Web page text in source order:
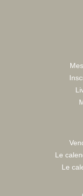
Le
Le